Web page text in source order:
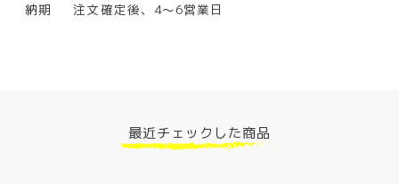
納期 注文確定後、4～6営業日
最近チェックした商品